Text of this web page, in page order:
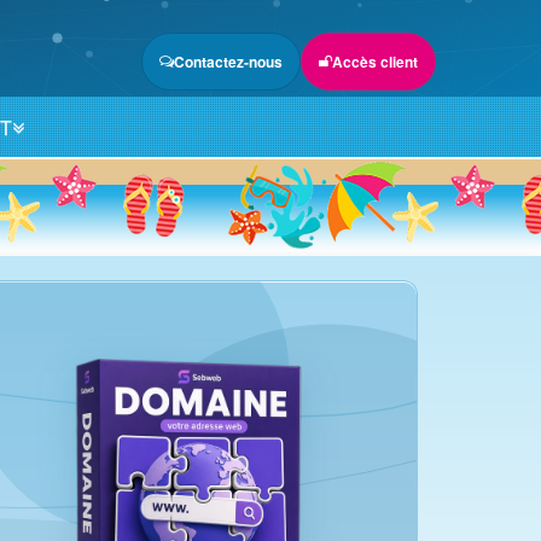
Contactez-nous Accès client